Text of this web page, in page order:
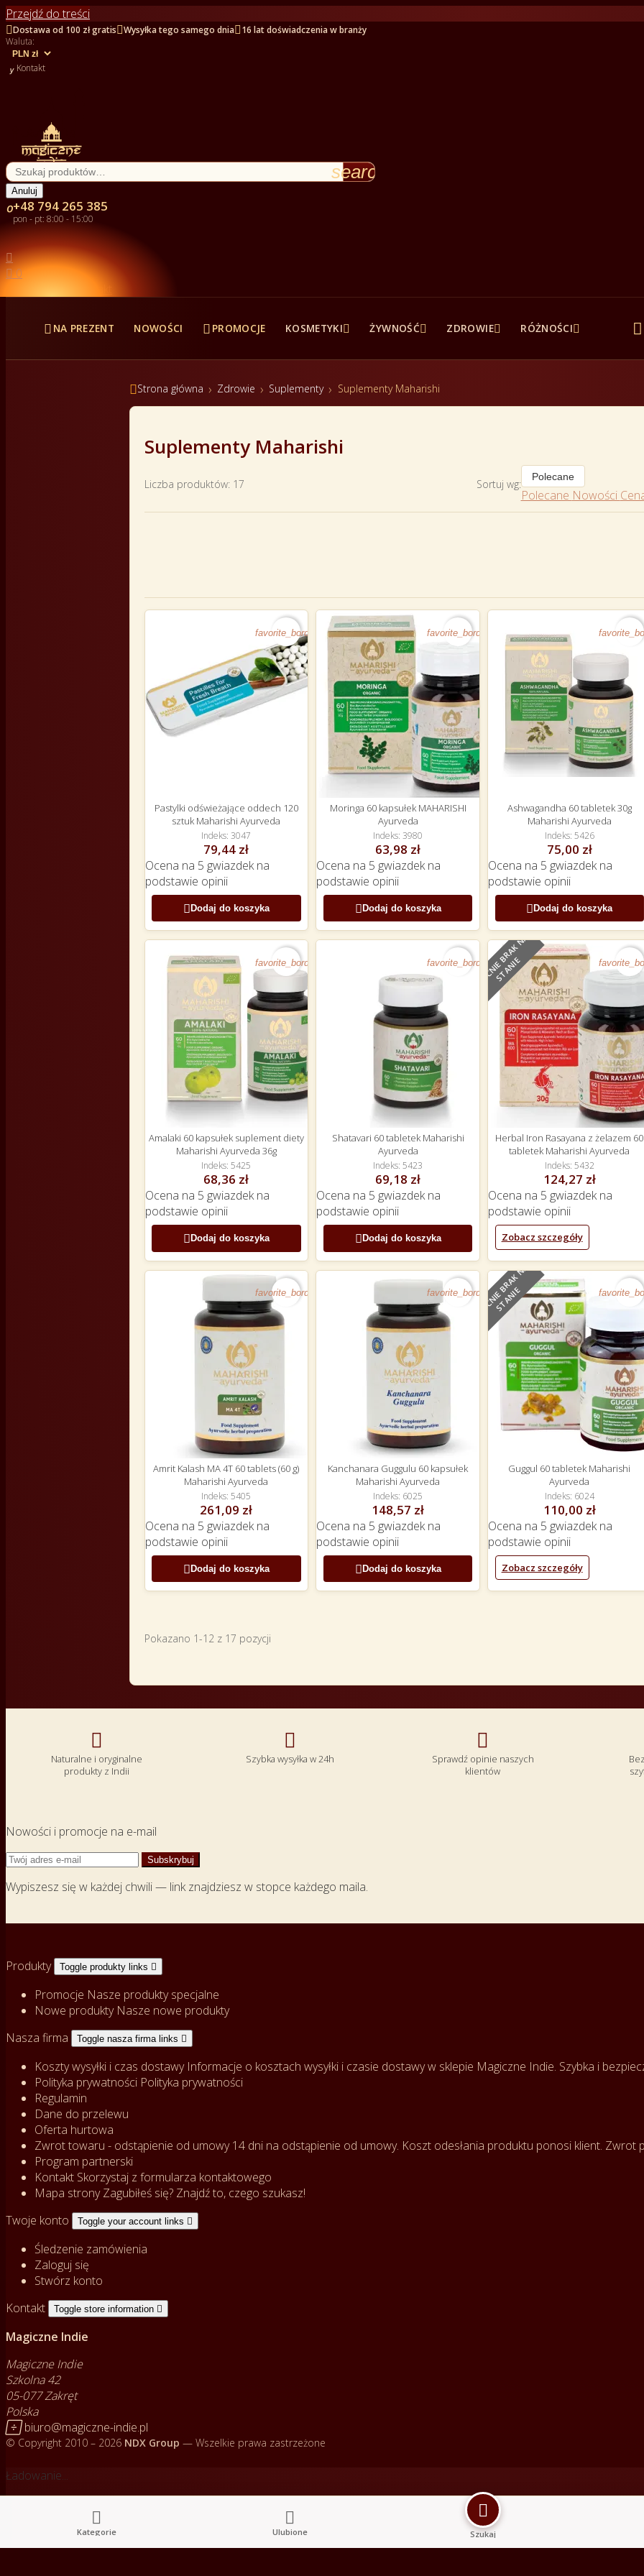
Przejdź do treści
Dostawa od 100 zł gratisWysyłka tego samego dnia16 lat doświadczenia w branży
Waluta:
 Kontakt
search
Anuluj
+48 794 265 385
pon - pt: 8:00 - 15:00

0
 NA PREZENT NOWOŚCI  PROMOCJE KOSMETYKI ŻYWNOŚĆ ZDROWIE RÓŻNOŚCI 
Strona główna Zdrowie Suplementy Suplementy Maharishi
Suplementy Maharishi
Liczba produktów: 17 Sortuj wg:
Polecane
Polecane Nowości
favorite_border
Pastylki odświeżające oddech 120
sztuk Maharishi Ayurveda
Indeks 3047
79,44 zł
Ocena na 5 gwiazdek na
podstawie opinii
 Dodaj do koszyka
favorite_border
Moringa 60 kapsułek MAHARISHI
Ayurveda
Indeks 3980
63,98 zł
Ocena na 5 gwiazdek na
podstawie opinii
 Dodaj do koszyka
Ashwagandha 60 tabletek 30g
Maharishi Ayurveda
Indeks 5426
75,00 zł
Ocena na 5 gwiazdek na
podstawie opinii
Dodaj do koszyka
favorite_border
Amalaki 60 kapsułek suplement diety
Maharishi Ayurveda 36g
Indeks 5425
68,36 zł
Ocena na 5 gwiazdek na
podstawie opinii
 Dodaj do koszyka
favorite_border
Shatavari 60 tabletek Maharishi
Ayurveda
Indeks 5423
69,18 zł
Ocena na 5 gwiazdek na
podstawie opinii
 Dodaj do koszyka
O
B
E
C
N
I
E
B
R
A
K
N
A
S
T
A
N
I
E
Herbal Iron Rasayana z żelazem 60
tabletek Maharishi Ayurveda
Indeks 5432
124,27 zł
Ocena na 5 gwiazdek na
podstawie opinii
Zobacz szczegóły
favorite_border
Amrit Kalash MA 4T 60 tablets (60 g)
Maharishi Ayurveda
Indeks 5405
261,09 zł
Ocena na 5 gwiazdek na
podstawie opinii
 Dodaj do koszyka
favorite_border
Kanchanara Guggulu 60 kapsułek
Maharishi Ayurveda
Indeks 6025
148,57 zł
Ocena na 5 gwiazdek na
podstawie opinii
 Dodaj do koszyka
O
B
E
C
N
I
E
B
R
A
K
N
A
S
T
A
N
I
E
Guggul 60 tabletek Maharishi
Ayurveda
Indeks 6024
110,00 zł
Ocena na 5 gwiazdek na
podstawie opinii
Zobacz szczegóły
Pokazano 1-12 z 17 pozycji

Naturalne i oryginalne
produkty z Indii

Szybka wysyłka w 24h

Sprawdź opinie naszych
klientów
Nowości i promocje na e-mail
Wypiszesz się w każdej chwili — link znajdziesz w stopce każdego maila.
Produkty Toggle produkty links 
Promocje Nasze produkty specjalne
Nowe produkty Nasze nowe produkty
Nasza firma
Toggle nasza firma links 
Koszty wysyłki i czas dostawy Informacje o kosztach wysyłki i czasie dostawy w sklepie Magiczne Indie. Szybka i
Polityka prywatności Polityka prywatności
Regulamin
Dane do przelewu
Oferta hurtowa
Zwrot towaru - odstąpienie od umowy14 dni na odstąpienie od umowy. Koszt odesłania produktu ponosi klient. Zwrot
Program partnerski
Kontakt Skorzystaj z formularza kontaktowego
Mapa stronyZagubiłeś się? Znajdź to, czego szukasz!
Twoje konto
Toggle your account links 
Śledzenie zamówienia
Zaloguj się
Stwórz konto
Kontakt
Toggle store information 
Magiczne Indie
Magiczne Indie
Szkolna 42
05-077 Zakręt
Polska
 biuro@magiczne-indie.pl
© Copyright 2010 – 2026 NDX Group — Wszelkie prawa zastrzeżone
Ładowanie...

Kategorie

Ulubione

Szukaj
Czego szukasz?